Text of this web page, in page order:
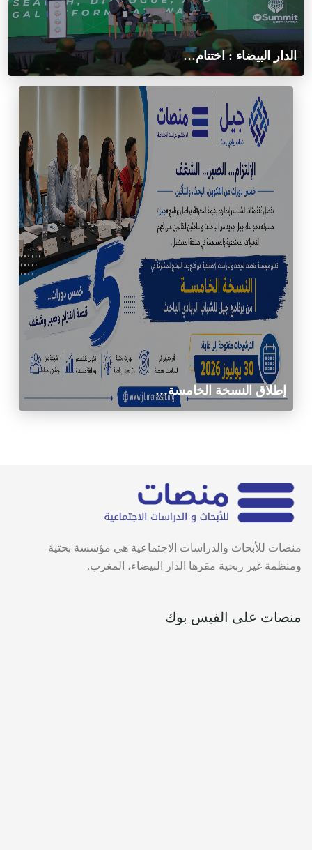
الدار البيضاء : اختتام…
إطلاق النسخة الخامسة…
منصات للأبحاث والدراسات الاجتماعية هي مؤسسة بحثية
ومنظمة غير ربحية مقرها الدار البيضاء، المغرب.
منصات على الفيس بوك